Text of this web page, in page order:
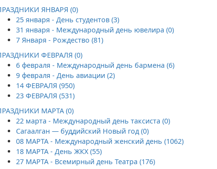
ЯНВАРЯ (0)
25 января - День студентов (3)
31 января - Международный день ювелира (0)
7 Января - Рождество (81)
ФЕВРАЛЯ (0)
6 февраля - Международный день бармена (6)
9 февраля - День авиации (2)
14 ФЕВРАЛЯ (950)
23 ФЕВРАЛЯ (531)
МАРТА (0)
22 марта - Международный день таксиста (0)
Сагаалган — буддийский Новый год (0)
08 МАРТА - Международный женский день (1062)
18 МАРТА - День ЖКХ (55)
27 МАРТА - Всемирный день Театра (176)